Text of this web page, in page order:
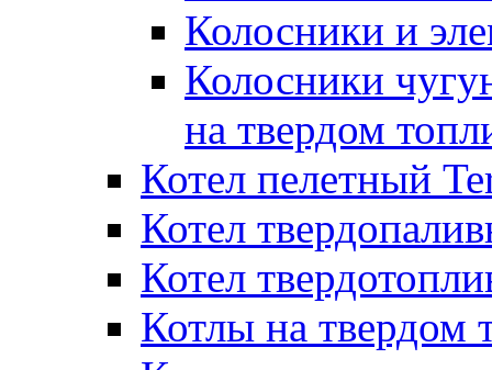
Колосники и
Колосники
на твердом
Котел пелетный
Котел
Котел
Котлы на твердом